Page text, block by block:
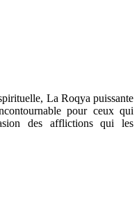
La Roqya puissante
pour ceux qui
des afflictions qui les